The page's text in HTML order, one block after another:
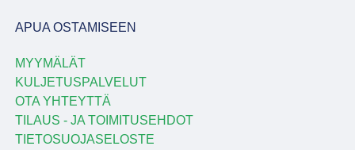
APUA OSTAMISEEN
MYYMÄLÄT
KULJETUSPALVELUT
OTA YHTEYTTÄ
TILAUS - JA TOIMITUSEHDOT
TIETOSUOJASELOSTE